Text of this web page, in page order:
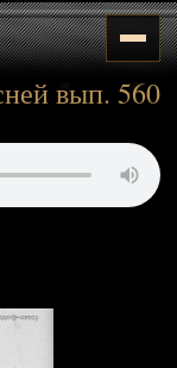
вып. 560